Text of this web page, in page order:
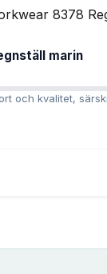
marin
och kvalitet,